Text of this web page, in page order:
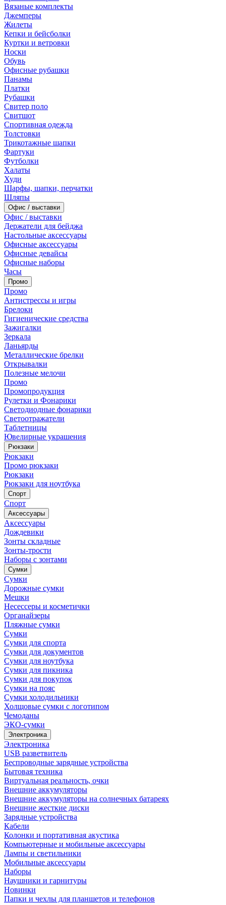
Вязаные комплекты
Джемперы
Жилеты
Кепки и бейсболки
Куртки и ветровки
Носки
Обувь
Офисные рубашки
Панамы
Платки
Рубашки
Свитер поло
Свитшот
Спортивная одежда
Толстовки
Трикотажные шапки
Фартуки
Футболки
Халаты
Худи
Шарфы, шапки, перчатки
Шляпы
Офис / выставки
Офис / выставки
Держатели для бейджа
Настольные аксессуары
Офисные аксессуары
Офисные девайсы
Офисные наборы
Часы
Промо
Промо
Антистрессы и игры
Брелоки
Гигиенические средства
Зажигалки
Зеркала
Ланьярды
Металлические брелки
Открывалки
Полезные мелочи
Промо
Промопродукция
Рулетки и Фонарики
Светодиодные фонарики
Светоотражатели
Таблетницы
Ювелирные украшения
Рюкзаки
Рюкзаки
Промо рюкзаки
Рюкзаки
Рюкзаки для ноутбука
Спорт
Спорт
Аксессуары
Аксессуары
Дождевики
Зонты складные
Зонты-трости
Наборы с зонтами
Сумки
Сумки
Дорожные сумки
Мешки
Несессеры и косметички
Органайзеры
Пляжные сумки
Сумки
Сумки для спорта
Сумки для документов
Сумки для ноутбука
Сумки для пикника
Сумки для покупок
Сумки на пояс
Сумки холодильники
Холщовые сумки с логотипом
Чемоданы
ЭКО-сумки
Электроника
Электроника
USB разветвитель
Беспроводные зарядные устройства
Бытовая техника
Виртуальная реальность, очки
Внешние аккумуляторы
Внешние аккумуляторы на солнечных батареях
Внешние жесткие диски
Зарядные устройства
Кабели
Колонки и портативная акустика
Компьютерные и мобильные аксессуары
Лампы и светильники
Мобильные аксессуары
Наборы
Наушники и гарнитуры
Новинки
Папки и чехлы для планшетов и телефонов